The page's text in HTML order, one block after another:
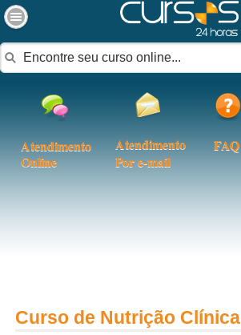
Atendimento
Online
Atendimento
Por e-mail
FAQ
Curso de Nutrição Clínica